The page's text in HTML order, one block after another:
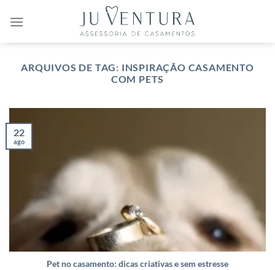
ARQUIVOS DE TAG: INSPIRAÇÃO CASAMENTO
COM PETS
Pet no casamento: dicas criativas e sem estresse
22
ago